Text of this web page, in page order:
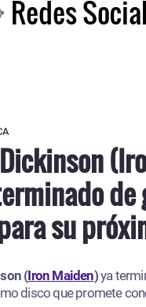
Redes
de
su
(Iron Maiden)ya
disco que promete